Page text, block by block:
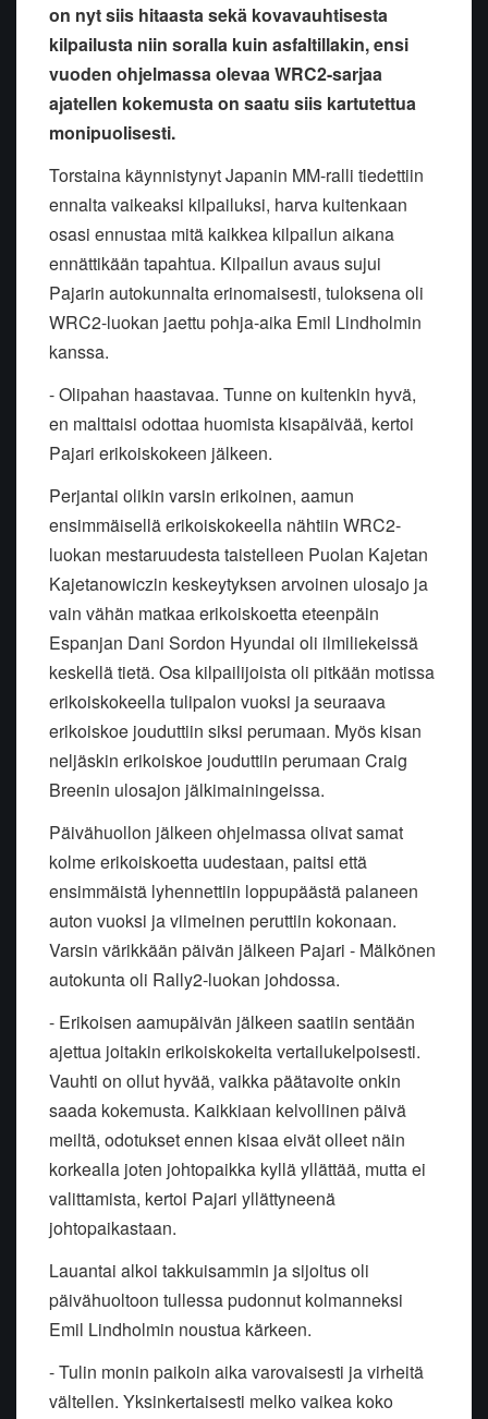
on nyt siis hitaasta sekä kovavauhtisesta
kilpailusta niin soralla kuin asfaltillakin, ensi
vuoden ohjelmassa olevaa WRC2-sarjaa
ajatellen kokemusta on saatu siis kartutettua
monipuolisesti.
Torstaina käynnistynyt Japanin MM-ralli tiedettiin
ennalta vaikeaksi kilpailuksi, harva kuitenkaan
osasi ennustaa mitä kaikkea kilpailun aikana
ennättikään tapahtua. Kilpailun avaus sujui
Pajarin autokunnalta erinomaisesti, tuloksena oli
WRC2-luokan jaettu pohja-aika Emil Lindholmin
kanssa.
- Olipahan haastavaa. Tunne on kuitenkin hyvä,
en malttaisi odottaa huomista kisapäivää, kertoi
Pajari erikoiskokeen jälkeen.
Perjantai olikin varsin erikoinen, aamun
ensimmäisellä erikoiskokeella nähtiin WRC2-
luokan mestaruudesta taistelleen Puolan Kajetan
Kajetanowiczin keskeytyksen arvoinen ulosajo ja
vain vähän matkaa erikoiskoetta eteenpäin
Espanjan Dani Sordon Hyundai oli ilmiliekeissä
keskellä tietä. Osa kilpailijoista oli pitkään motissa
erikoiskokeella tulipalon vuoksi ja seuraava
erikoiskoe jouduttiin siksi perumaan. Myös kisan
neljäskin erikoiskoe jouduttiin perumaan Craig
Breenin ulosajon jälkimainingeissa.
Päivähuollon jälkeen ohjelmassa olivat samat
kolme erikoiskoetta uudestaan, paitsi että
ensimmäistä lyhennettiin loppupäästä palaneen
auton vuoksi ja viimeinen peruttiin kokonaan.
Varsin värikkään päivän jälkeen Pajari - Mälkönen
autokunta oli Rally2-luokan johdossa.
- Erikoisen aamupäivän jälkeen saatiin sentään
ajettua joitakin erikoiskokeita vertailukelpoisesti.
Vauhti on ollut hyvää, vaikka päätavoite onkin
saada kokemusta. Kaikkiaan kelvollinen päivä
meiltä, odotukset ennen kisaa eivät olleet näin
korkealla joten johtopaikka kyllä yllättää, mutta ei
valittamista, kertoi Pajari yllättyneenä
johtopaikastaan.
Lauantai alkoi takkuisammin ja sijoitus oli
päivähuoltoon tullessa pudonnut kolmanneksi
Emil Lindholmin noustua kärkeen.
- Tulin monin paikoin aika varovaisesti ja virheitä
vältellen. Yksinkertaisesti melko vaikea koko